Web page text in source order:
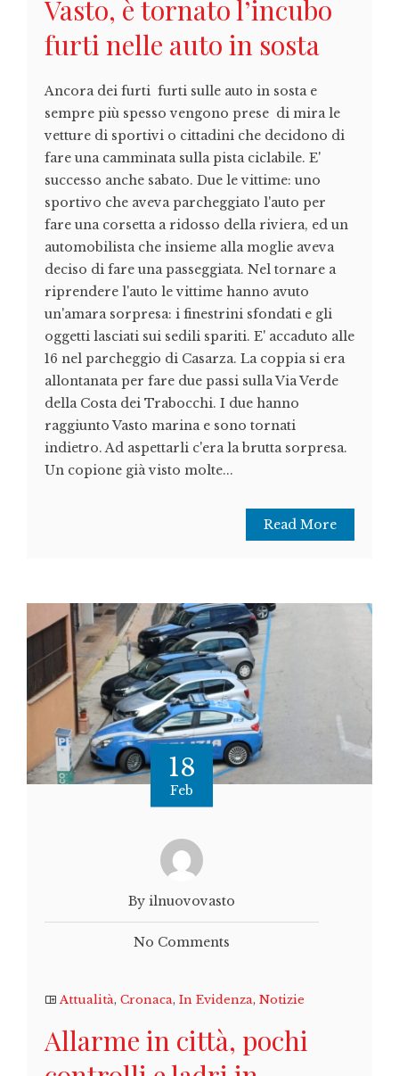
Vasto, è tornato l’incubo
furti nelle auto in sosta
Ancora dei furti furti sulle auto in sosta e
sempre più spesso vengono prese di mira le
vetture di sportivi o cittadini che decidono di
fare una camminata sulla pista ciclabile. E'
successo anche sabato. Due le vittime: uno
sportivo che aveva parcheggiato l'auto per
fare una corsetta a ridosso della riviera, ed un
automobilista che insieme alla moglie aveva
deciso di fare una passeggiata. Nel tornare a
riprendere l'auto le vittime hanno avuto
un'amara sorpresa: i finestrini sfondati e gli
oggetti lasciati sui sedili spariti. E' accaduto alle
16 nel parcheggio di Casarza. La coppia si era
allontanata per fare due passi sulla Via Verde
della Costa dei Trabocchi. I due hanno
raggiunto Vasto marina e sono tornati
indietro. Ad aspettarli c'era la brutta sorpresa.
Un copione già visto molte...
Read More
18
Feb
By ilnuovovasto
No Comments
Attualità, Cronaca, In Evidenza, Notizie
Allarme in città, pochi